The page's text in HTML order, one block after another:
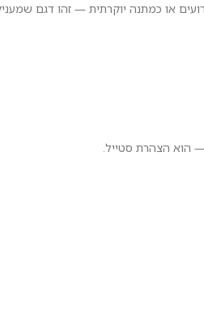
או כמתנה יוקרתית — זהו דגם